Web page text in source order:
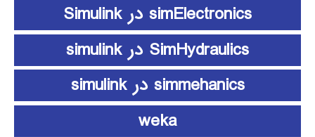
simElectronics در Simulink
SimHydraulics در simulink
simmehanics در simulink
weka